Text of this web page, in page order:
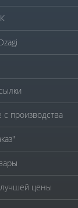
производства
цены